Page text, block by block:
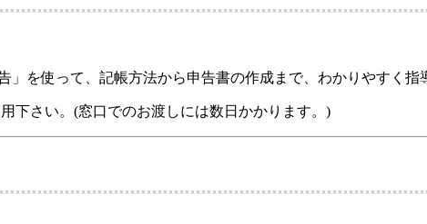
を使って、記帳方法から申告書の作成まで、わかりやすく指
下さい。 (窓口でのお渡しには数日かかります。)